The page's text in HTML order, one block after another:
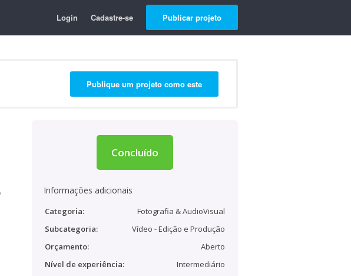
Login Cadastre-se Publicar projeto
Publique um projeto como este
Concluído
Informações adicionais
Categoria:
Fotografia & AudioVisual
Subcategoria:
Vídeo - Edição e Produção
Orçamento:
Aberto
Nível de experiência:
Intermediário